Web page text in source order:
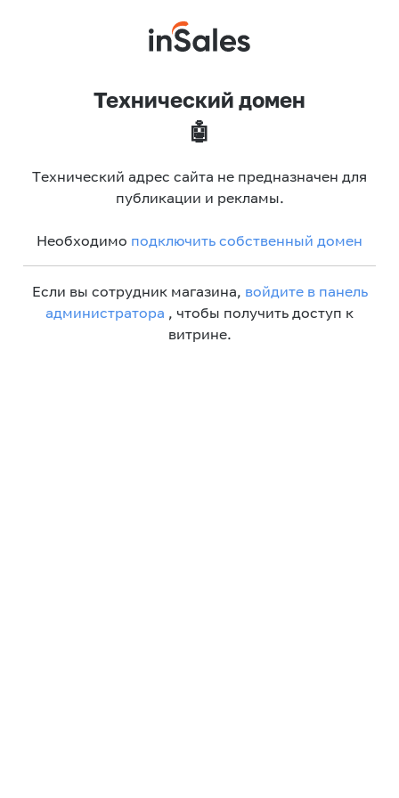
Технический домен
🤖
Технический адрес сайта не предназначен для
публикации и рекламы.
Необходимо подключить собственный домен
Если вы сотрудник магазина, войдите в панель
администратора , чтобы получить доступ к
витрине.